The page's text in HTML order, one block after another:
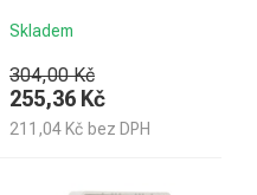
Skladem
304,00 Kč
255,36 Kč
211,04 Kč bez DPH